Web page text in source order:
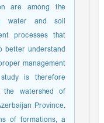
are among the
water and soil
processes that
better understand
management
is therefore
watershed of
Province.
of formations, a